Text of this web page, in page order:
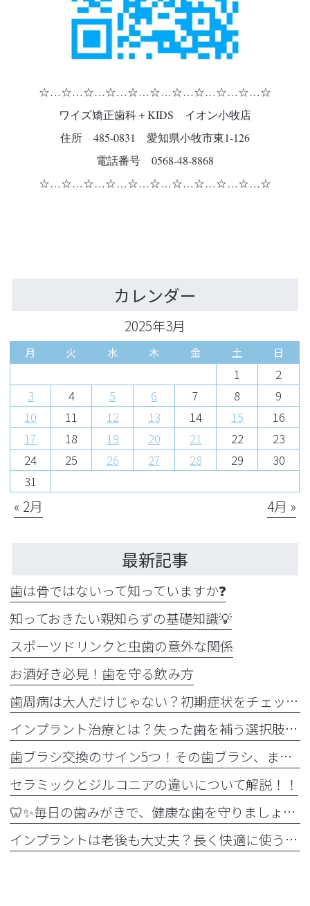
☆…☆…☆…☆…☆…☆…☆…☆…☆…☆…☆
ワイズ矯正歯科＋KIDS イオン小牧店
住所 485-0831 愛知県小牧市東1-126
電話番号 0568-48-8868
☆…☆…☆…☆…☆…☆…☆…☆…☆…☆…☆
カレンダー
2025年3月
月 火 水 木 金 土 日
1
2
3
4 5 6 7 8
9
10
11 12 13 14 15
16
17
18 19 20 21 22
23
24
25 26 27 28 29
30
31
« 2月 4月 »
最新記事
歯は骨ではないって知っていますか❓
知っておきたい親知らずの基礎知識💡
スポーツドリンクと虫歯の意外な関係
お酒好き必見！歯を守る飲み方
歯周病は大人だけじゃない？初期症状をチェック
インプラント治療とは？失った歯を補う選択肢を正しく知りましょう！！
歯ブラシ交換のサイン5つ！その歯ブラシ、まだ使っていませんか？🪥
セラミックとジルコニアの違いについて解説！！
🦷✨毎日の歯みがきで、健康な歯を守りましょう✨🪥
インプラントは老後も大丈夫？長く快適に使うためのポイントと知っておきたい注意点を詳しく解説